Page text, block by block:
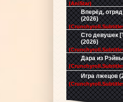
(AniStar)
Вперёд,
(2026)
Сто девушек
(2026)
Дара из
Игра лжецов